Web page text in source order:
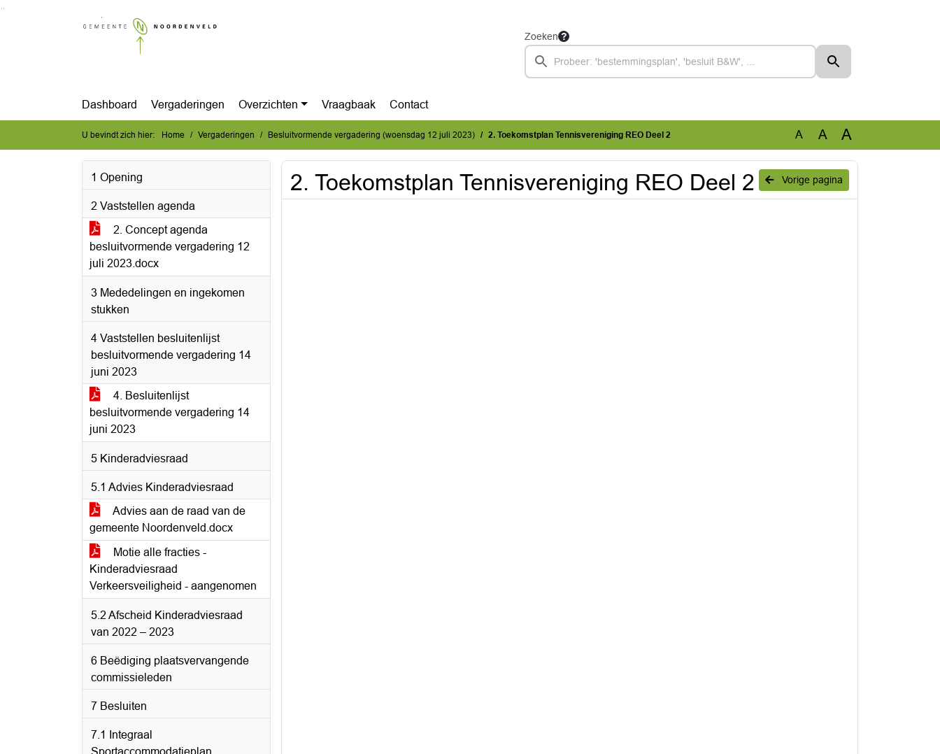
Ga naar de inhoud van deze pagina
Zoeken
Dashboard Vergaderingen Overzichten Vraagbaak Contact
U bevindt zich hier: Home Vergaderingen Besluitvormende vergadering (woensdag 12 juli 2023) 2. Toekomstplan Tennisvereniging REO Deel 2 A A A
1 Opening
2 Vaststellen agenda
2. Concept agenda
besluitvormende vergadering 12
juli 2023.docx
3 Mededelingen en ingekomen
stukken
4 Vaststellen besluitenlijst
besluitvormende vergadering 14
juni 2023
4. Besluitenlijst
besluitvormende vergadering 14
juni 2023
5 Kinderadviesraad
5.1 Advies Kinderadviesraad
Advies aan de raad van de
gemeente Noordenveld.docx
Motie alle fracties -
Kinderadviesraad
Verkeersveiligheid - aangenomen
5.2 Afscheid Kinderadviesraad
van 2022 – 2023
6 Beëdiging plaatsvervangende
commissieleden
7 Besluiten
7.1 Integraal
Sportaccommodatieplan
Vorige pagina
2. Toekomstplan Tennisvereniging REO Deel 2